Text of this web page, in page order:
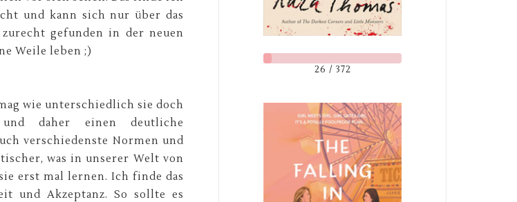
und kann sich nur über das
gefunden in der neuen
Weile leben ;)
wie unterschiedlich sie doch
daher einen deutliche
verschiedenste Normen und
was in unserer Welt von
erst mal lernen. Ich finde das
und Akzeptanz. So sollte es
26 / 372